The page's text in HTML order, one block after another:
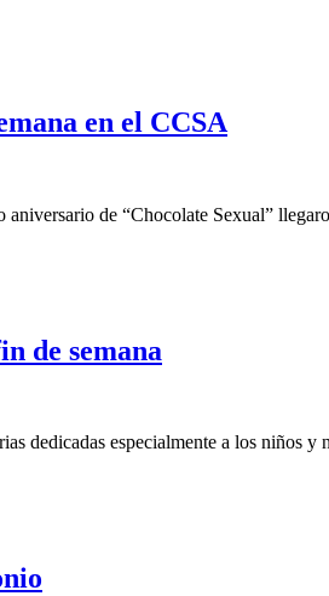
en el CCSA
de “Chocolate Sexual”
de semana
dedicadas especialmente a los niños y